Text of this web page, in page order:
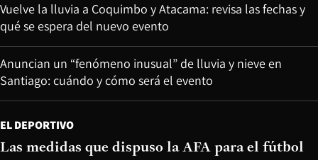
Vuelve la lluvia a Coquimbo y Atacama: revisa las fechas y
qué se espera del nuevo evento
Anuncian un “fenómeno inusual” de lluvia y nieve en
Santiago: cuándo y cómo será el evento
EL DEPORTIVO
Las medidas que dispuso la AFA para el fútbol